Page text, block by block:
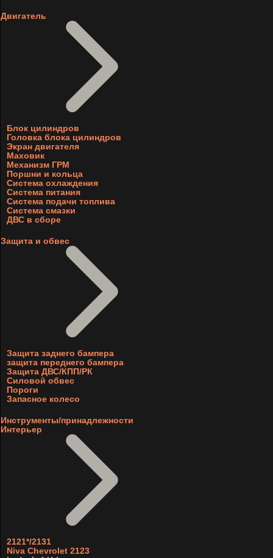
Двигатель
Блок цилиндров
Головка блока цилиндров
Экран двигателя
Маховик
Механизм ГРМ
Поршни и кольца
Система охлаждения
Система питания
Система подачи топлива
Система смазки
ДВС в сборе
Защита и обвес
Защита заднего бампера
защита переднего бампера
Защита ДВС/КПП/РК
Силовой обвес
Пороги
Запасное колесо
Инструменты/принадлежности
Интерьер
2121*/2131
Niva Chevrolet 2123